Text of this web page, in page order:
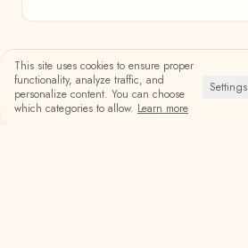
This site uses cookies to ensure proper
functionality, analyze traffic, and
personalize content. You can choose
which categories to allow. Learn more
Settings